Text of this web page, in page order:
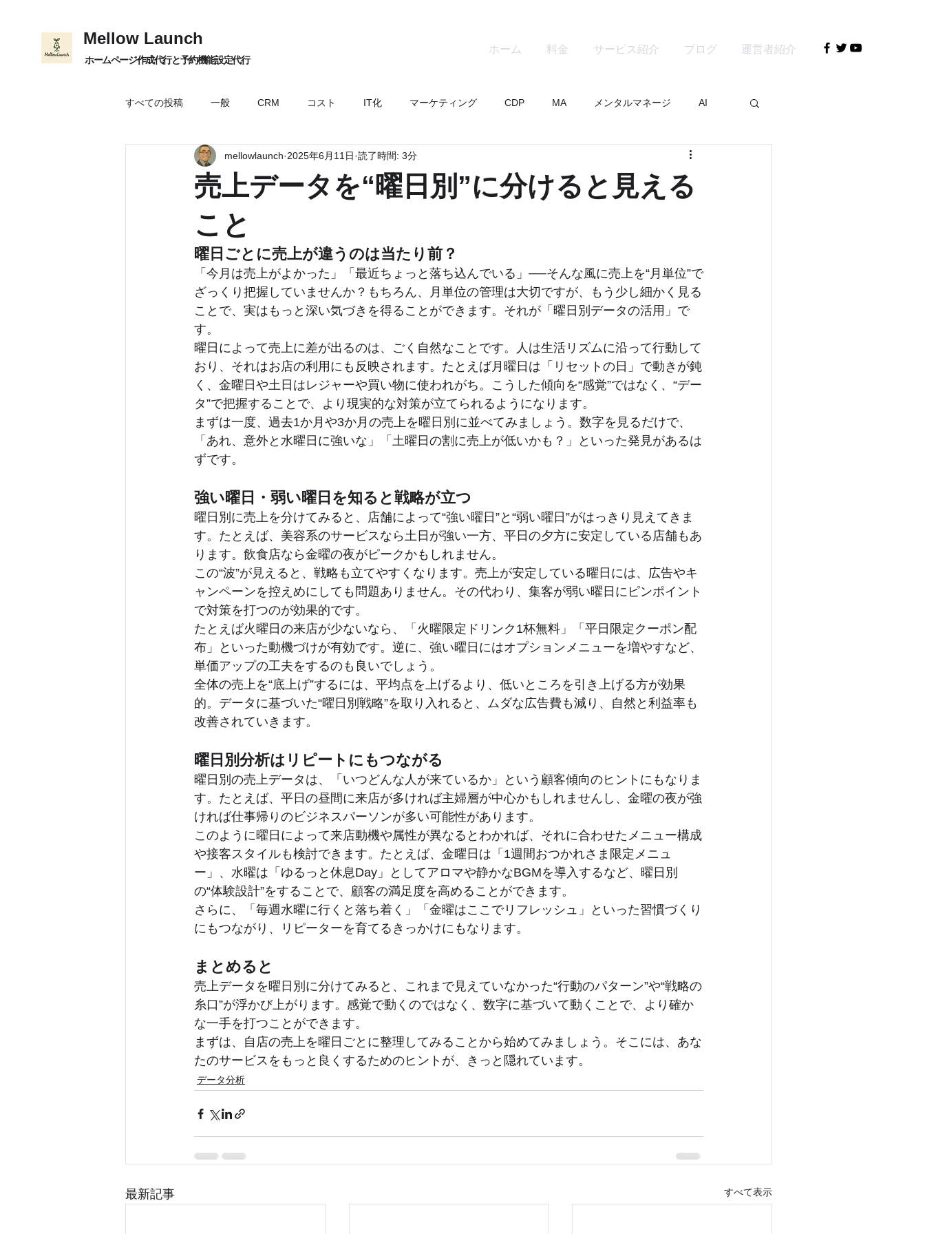
Mellow Launch
ホームページ作成代行と予約機能設定代行
ホーム 料金 サービス紹介 ブログ 運営者紹介
すべての投稿 一般 CRM コスト IT化 マーケティング CDP MA メンタルマネージ AI
データ分析 LINE Databricks
売上データを“曜日別”に分けると見える
こと
mellowlaunch 2025年6月11日 読了時間: 3分
曜日ごとに売上が違うのは当たり前？
「今月は売上がよかった」「最近ちょっと落ち込んでいる」──そんな風に売上を“月単位”で
ざっくり把握していませんか？もちろん、月単位の管理は大切ですが、もう少し細かく見る
ことで、実はもっと深い気づきを得ることができます。それが「曜日別データの活用」で
す。
曜日によって売上に差が出るのは、ごく自然なことです。人は生活リズムに沿って行動して
おり、それはお店の利用にも反映されます。たとえば月曜日は「リセットの日」で動きが鈍
く、金曜日や土日はレジャーや買い物に使われがち。こうした傾向を“感覚”ではなく、“デー
タ”で把握することで、より現実的な対策が立てられるようになります。
まずは一度、過去1か月や3か月の売上を曜日別に並べてみましょう。数字を見るだけで、
「あれ、意外と水曜日に強いな」「土曜日の割に売上が低いかも？」といった発見があるは
ずです。
強い曜日・弱い曜日を知ると戦略が立つ
曜日別に売上を分けてみると、店舗によって“強い曜日”と“弱い曜日”がはっきり見えてきま
す。たとえば、美容系のサービスなら土日が強い一方、平日の夕方に安定している店舗もあ
ります。飲食店なら金曜の夜がピークかもしれません。
この“波”が見えると、戦略も立てやすくなります。売上が安定している曜日には、広告やキ
ャンペーンを控えめにしても問題ありません。その代わり、集客が弱い曜日にピンポイント
で対策を打つのが効果的です。
たとえば火曜日の来店が少ないなら、「火曜限定ドリンク1杯無料」「平日限定クーポン配
布」といった動機づけが有効です。逆に、強い曜日にはオプションメニューを増やすなど、
単価アップの工夫をするのも良いでしょう。
全体の売上を“底上げ”するには、平均点を上げるより、低いところを引き上げる方が効果
的。データに基づいた“曜日別戦略”を取り入れると、ムダな広告費も減り、自然と利益率も
改善されていきます。
曜日別分析はリピートにもつながる
曜日別の売上データは、「いつどんな人が来ているか」という顧客傾向のヒントにもなりま
す。たとえば、平日の昼間に来店が多ければ主婦層が中心かもしれませんし、金曜の夜が強
ければ仕事帰りのビジネスパーソンが多い可能性があります。
このように曜日によって来店動機や属性が異なるとわかれば、それに合わせたメニュー構成
や接客スタイルも検討できます。たとえば、金曜日は「1週間おつかれさま限定メニュ
ー」、水曜は「ゆるっと休息Day」としてアロマや静かなBGMを導入するなど、曜日別
の“体験設計”をすることで、顧客の満足度を高めることができます。
さらに、「毎週水曜に行くと落ち着く」「金曜はここでリフレッシュ」といった習慣づくり
にもつながり、リピーターを育てるきっかけにもなります。
まとめると
売上データを曜日別に分けてみると、これまで見えていなかった“行動のパターン”や“戦略の
糸口”が浮かび上がります。感覚で動くのではなく、数字に基づいて動くことで、より確か
な一手を打つことができます。
まずは、自店の売上を曜日ごとに整理してみることから始めてみましょう。そこには、あな
たのサービスをもっと良くするためのヒントが、きっと隠れています。
データ分析
最新記事 すべて表示